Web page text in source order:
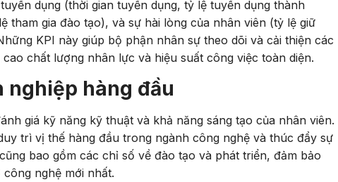
dụng (thời gian tuyển dụng, tỷ lệ tuyển dụng thành
tham gia đào tạo), và sự hài lòng của nhân viên (tỷ lệ giữ
KPI này giúp bộ phận nhân sự theo dõi và cải thiện các
chất lượng nhân lực và hiệu suất công việc toàn diện.
nghiệp hàng đầu
giá kỹ năng kỹ thuật và khả năng sáng tạo của nhân viên.
trì vị thế hàng đầu trong ngành công nghệ và thúc đẩy sự
bao gồm các chỉ số về đào tạo và phát triển, đảm bảo
nghệ mới nhất.